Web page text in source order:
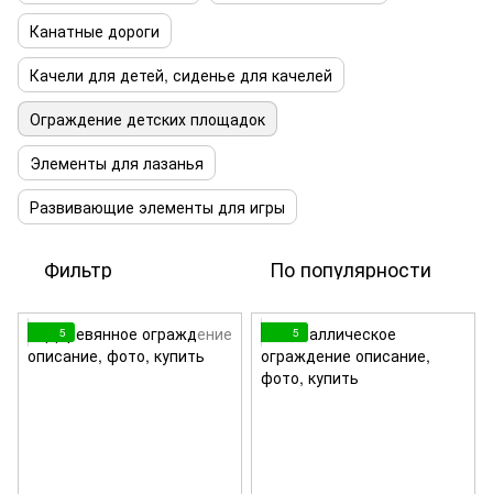
Канатные дороги
Качели для детей, сиденье для качелей
Ограждение детских площадок
Элементы для лазанья
Развивающие элементы для игры
Фильтр По популярности
5 5